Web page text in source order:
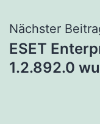
Nächster
ESET
1.2.892.0